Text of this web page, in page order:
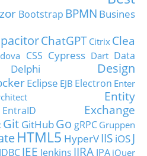
Bootstrap BPMN Busines
ChatGPT Citrix Clea
CSS Cypress Dart Data
Delphi
Design
Eclipse EJB Electron Enter
Entity
EntraID
Exchange
Git GitHubGo gRPC Gruppen
HTML5 HyperVIIS iOSJ
JDBC JEE Jenkins JIRA JPA jQuer